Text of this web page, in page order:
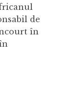
de
în